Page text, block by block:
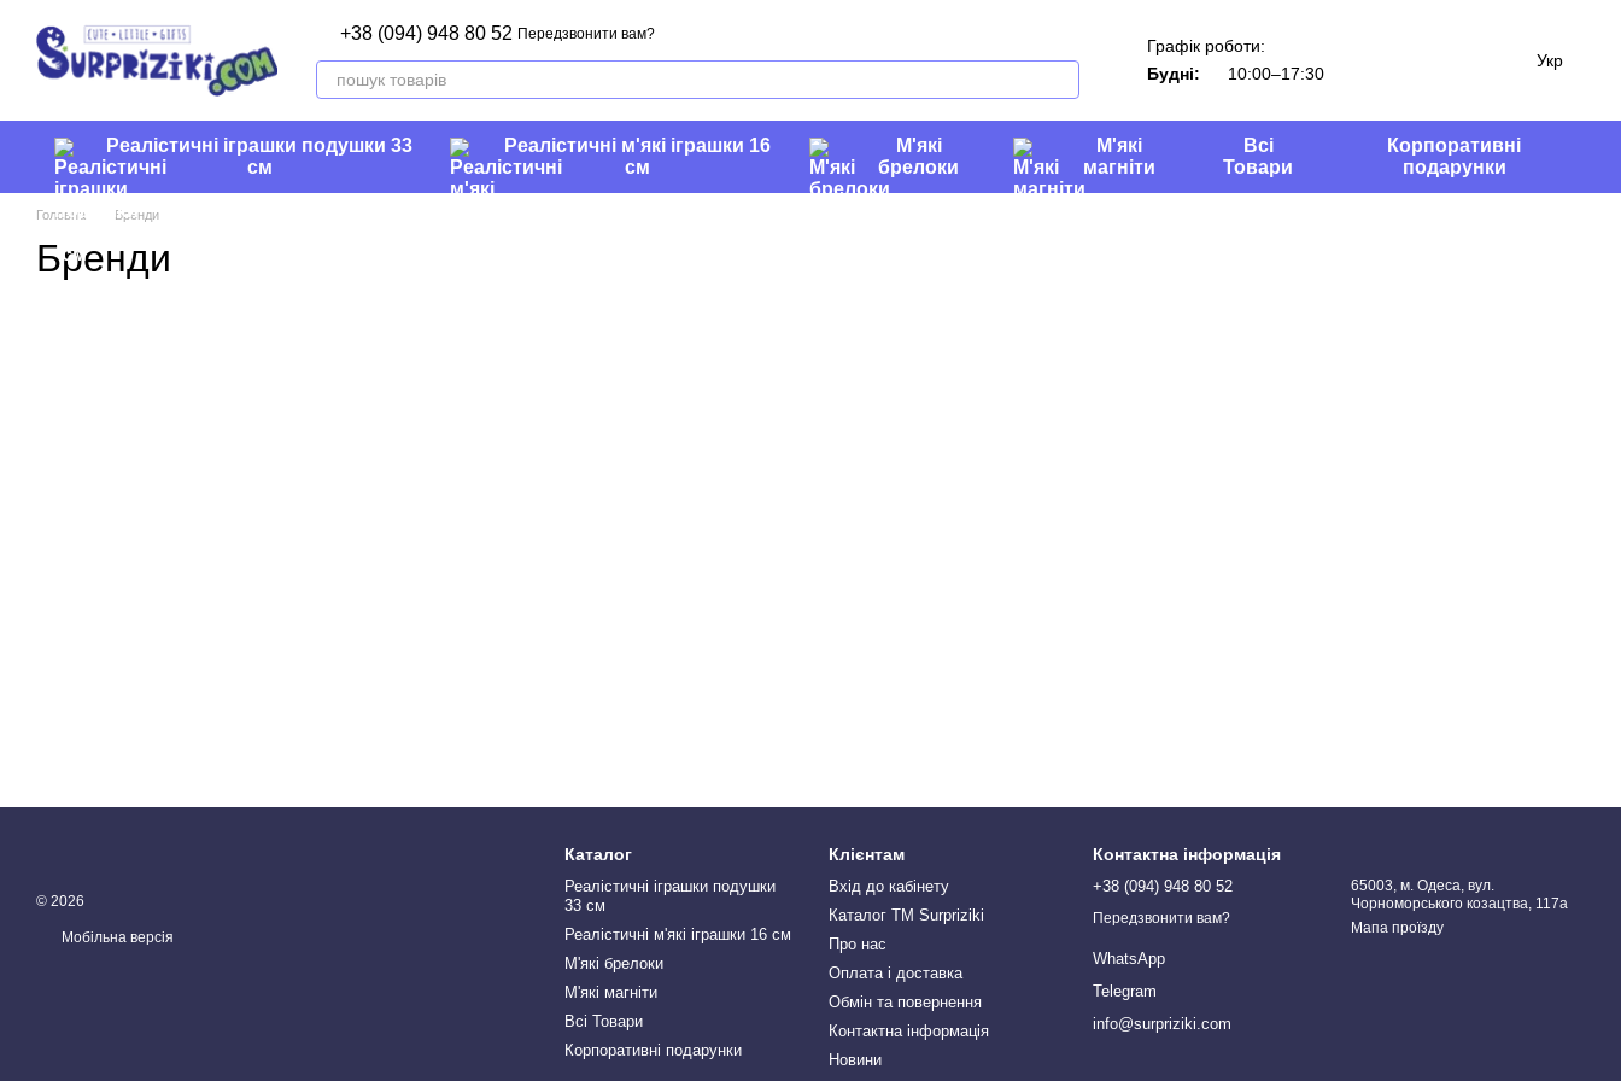
+38 (094) 948 80 52 Передзвонити вам?
Графік роботи:
Будні:
10:00–17:30
Укр
Реалістичні іграшки подушки 33
см
Реалістичні м'які іграшки 16
см
М'які
брелоки
М'які
магніти
Всі
Товари
Корпоративні
подарунки
Головна Бренди
Бренди
© 2026
Мобільна версія
Каталог
Реалістичні іграшки подушки
33 см
Реалістичні м'які іграшки 16 см
М'які брелоки
М'які магніти
Всі Товари
Корпоративні подарунки
Клієнтам
Вхід до кабінету
Каталог ТМ Surpriziki
Про нас
Оплата і доставка
Обмін та повернення
Контактна інформація
Новини
Контактна інформація
+38 (094) 948 80 52
Передзвонити вам?
WhatsApp
Telegram
info@surpriziki.com
65003, м. Одеса, вул.
Чорноморського козацтва, 117а
Мапа проїзду